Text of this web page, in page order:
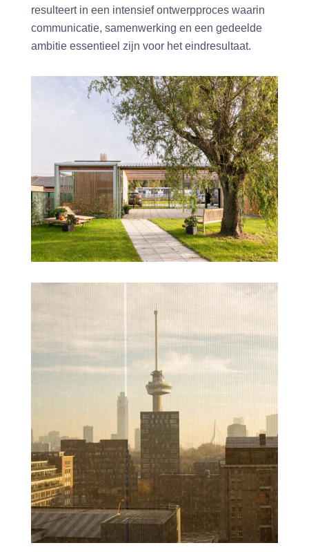
resulteert in een intensief ontwerpproces waarin
communicatie, samenwerking en een gedeelde
ambitie essentieel zijn voor het eindresultaat.